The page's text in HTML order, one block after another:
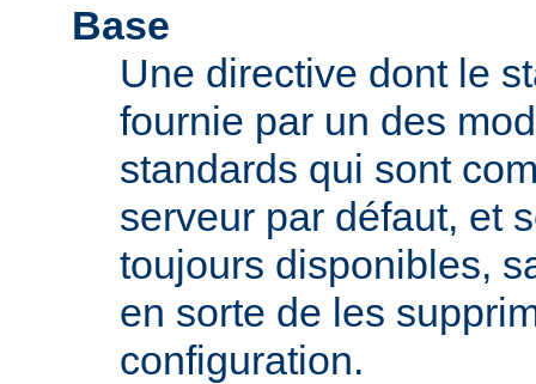
Base
Une directive dont le
fournie par un des
standards qui sont
serveur par défaut, et
toujours disponibles,
en sorte de les
configuration.